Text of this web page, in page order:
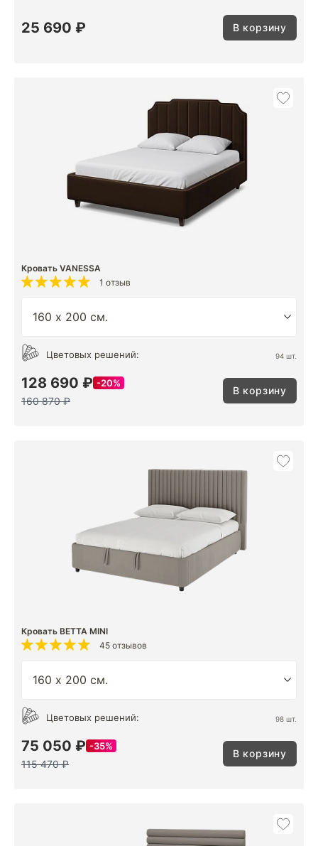
25 690 ₽ В корзину
Кровать VANESSA
1 отзыв
Цветовых решений: 94 шт.
128 690 ₽ 20%
160 870 ₽
В корзину
Кровать BETTA MINI
45 отзывов
Цветовых решений: 98 шт.
75 050 ₽ 35%
115 470 ₽
В корзину